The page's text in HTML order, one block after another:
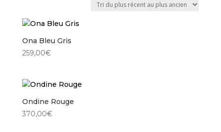
plus
Ona Bleu Gris
259,00€
Ondine Rouge
370,00€